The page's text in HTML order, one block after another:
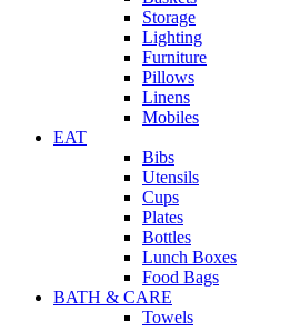
Storage
Lighting
Furniture
Pillows
Linens
Mobiles
EAT
Bibs
Utensils
Cups
Plates
Bottles
Lunch Boxes
Food Bags
BATH & CARE
Towels